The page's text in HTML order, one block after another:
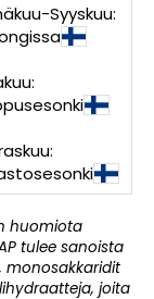
Syyskuu:
huomiota
tulee sanoista
monosakkaridit
joita